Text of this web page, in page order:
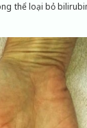
thể loại bỏ